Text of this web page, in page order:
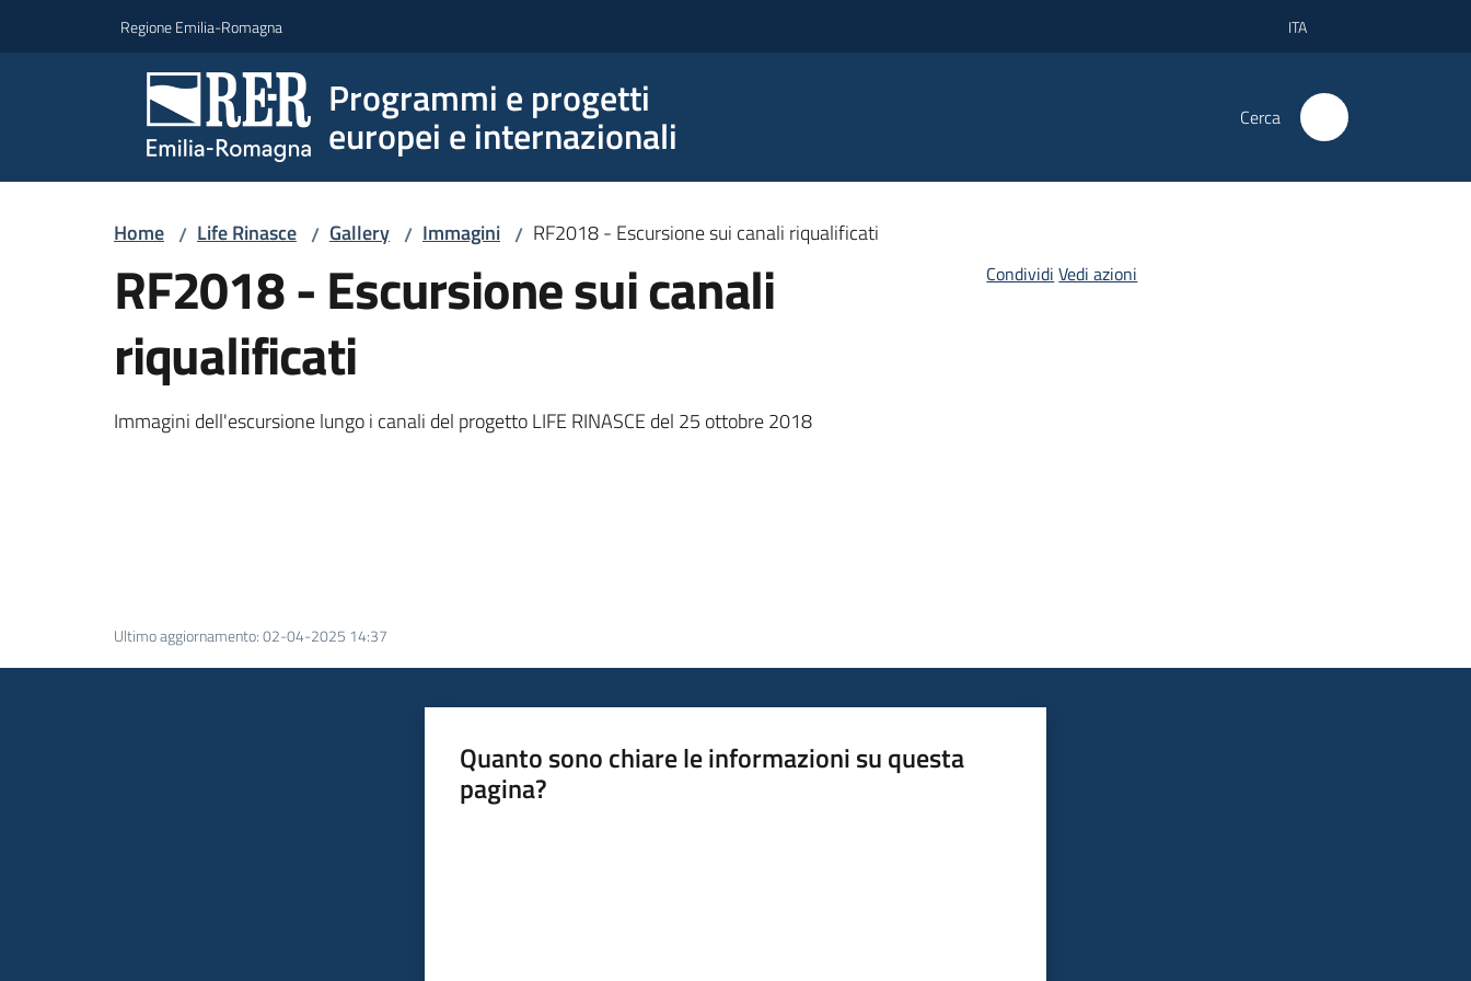
Regione Emilia-Romagna ITA
Programmi e progetti
europei e internazionali Cerca
Home / Life Rinasce / Gallery / Immagini / RF2018 - Escursione sui canali riqualificati
RF2018 - Escursione sui canali
riqualificati
Immagini dell'escursione lungo i canali del progetto LIFE RINASCE del 25 ottobre 2018
Condividi Vedi azioni
Ultimo aggiornamento:02-04-2025 14:37
Quanto sono chiare le informazioni su questa
pagina?